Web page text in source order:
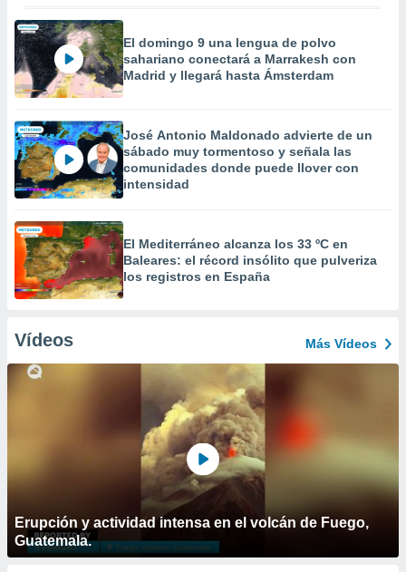
El domingo 9 una lengua de polvo
sahariano conectará a Marrakesh con
Madrid y llegará hasta Ámsterdam
José Antonio Maldonado advierte de un
sábado muy tormentoso y señala las
comunidades donde puede llover con
intensidad
El Mediterráneo alcanza los 33 ºC en
Baleares: el récord insólito que pulveriza
los registros en España
Vídeos Más Vídeos
Erupción y actividad intensa en el volcán de Fuego,
Guatemala.